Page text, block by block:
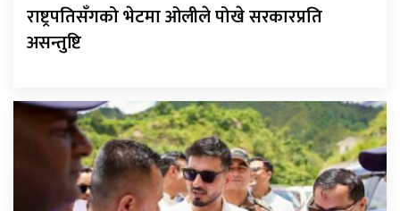
राष्ट्रपतिसँगको भेटमा ओलीले पोखे सरकारप्रति
असन्तुष्टि